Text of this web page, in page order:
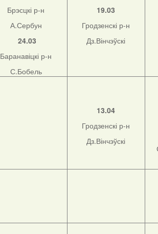
Брэсцкі р-н
А.Сербун
24.03
Баранавіцкі р-н
С.Бобель
19.03
Гродзенскі р-н
Дз.Вінчэўскі
13.04
Гродзенскі р-н
Дз.Вінчэўскі